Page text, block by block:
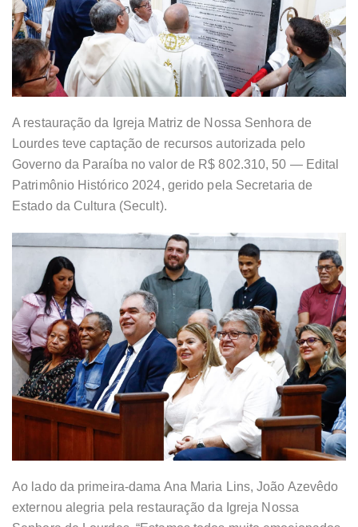
A restauração da Igreja Matriz de Nossa Senhora de
Lourdes teve captação de recursos autorizada pelo
Governo da Paraíba no valor de R$ 802.310, 50 — Edital
Patrimônio Histórico 2024, gerido pela Secretaria de
Estado da Cultura (Secult).
Ao lado da primeira-dama Ana Maria Lins, João Azevêdo
externou alegria pela restauração da Igreja Nossa